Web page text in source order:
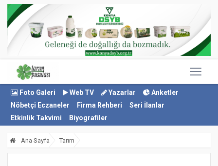
Foto Galeri Web TV Yazarlar
Anketler
Nöbetçi Eczaneler
Firma Rehberi
Seri İlanlar
Etkinlik Takvimi
Biyografiler
Ana Sayfa Tarım